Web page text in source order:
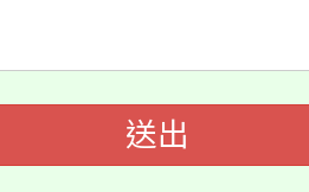
教師甄選結果(
115學年度第
文化大學推廣
》溝通分析基
送出